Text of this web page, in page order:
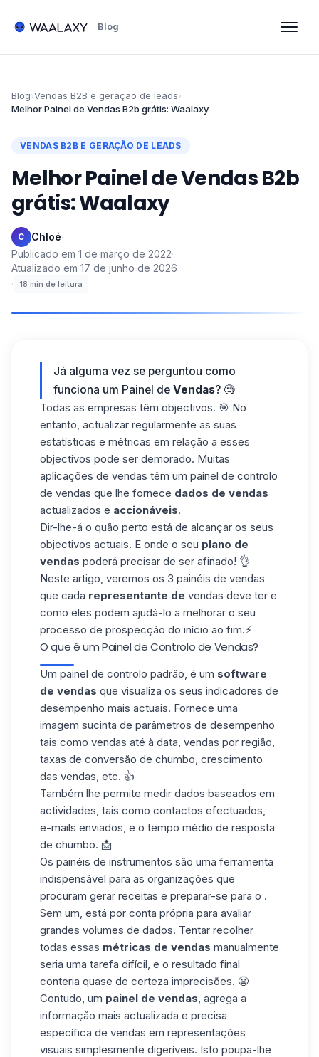
Blog
Blog›Vendas B2B e geração de leads›
Melhor Painel de Vendas B2b grátis: Waalaxy
VENDAS B2B E GERAÇÃO DE LEADS
Melhor Painel de Vendas B2b
grátis: Waalaxy
C Chloé·
Publicado em 1 de março de 2022·
Atualizado em 17 de junho de 2026
·
18 min de leitura
Já alguma vez se perguntou como
funciona um Painel de Vendas? 🧐
Todas as empresas têm objectivos. 🎯 No
entanto, actualizar regularmente as suas
estatísticas e métricas em relação a esses
objectivos pode ser demorado. Muitas
aplicações de vendas têm um painel de controlo
de vendas que lhe fornece dados de vendas
actualizados e accionáveis.
Dir-lhe-á o quão perto está de alcançar os seus
objectivos actuais. E onde o seu plano de
vendas poderá precisar de ser afinado! 👌
Neste artigo, veremos os 3 painéis de vendas
que cada representante de vendas deve ter e
como eles podem ajudá-lo a melhorar o seu
processo de prospecção do início ao fim.⚡
O que é um Painel de Controlo de Vendas?
Um painel de controlo padrão, é um software
de vendas que visualiza os seus indicadores de
desempenho mais actuais. Fornece uma
imagem sucinta de parâmetros de desempenho
tais como vendas até à data, vendas por região,
taxas de conversão de chumbo, crescimento
das vendas, etc. 👍
Também lhe permite medir dados baseados em
actividades, tais como contactos efectuados,
e-mails enviados, e o tempo médio de resposta
de chumbo. 📩
Os painéis de instrumentos são uma ferramenta
indispensável para as organizações que
procuram gerar receitas e preparar-se para o .
Sem um, está por conta própria para avaliar
grandes volumes de dados. Tentar recolher
todas essas métricas de vendas manualmente
seria uma tarefa difícil, e o resultado final
conteria quase de certeza imprecisões. 😬
Contudo, um painel de vendas, agrega a
informação mais actualizada e precisa
específica de vendas em representações
visuais simplesmente digeríveis. Isto poupa-lhe